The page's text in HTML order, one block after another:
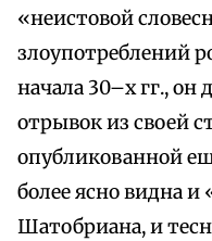
«неистовой
злоупотреблений
начала 30–х гг., он
отрывок из своей
опубликованной
более ясно видна и
Шатобриана, и